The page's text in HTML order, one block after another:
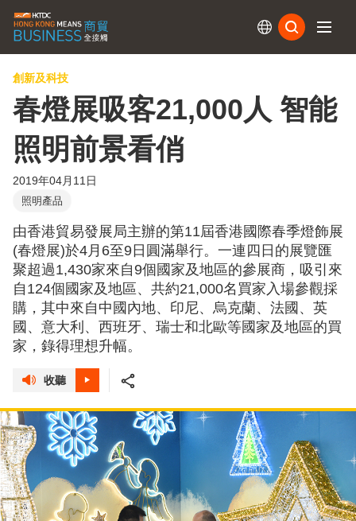
創新及科技
春燈展吸客21,000人 智能
照明前景看俏
2019年04月11日
照明產品
由香港貿易發展局主辦的第11屆香港國際春季燈飾展
(春燈展)於4月6至9日圓滿舉行。一連四日的展覽匯
聚超過1,430家來自9個國家及地區的參展商，吸引來
自124個國家及地區、共約21,000名買家入場參觀採
購，其中來自中國內地、印尼、烏克蘭、法國、英
國、意大利、西班牙、瑞士和北歐等國家及地區的買
家，錄得理想升幅。
收聽